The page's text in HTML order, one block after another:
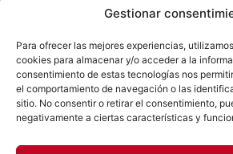
Gestionar
Para ofrecer las mejores experiencias,
cookies para almacenar y/o acceder a la
consentimiento de estas tecnologías nos
el comportamiento de navegación o las
sitio. No consentir o retirar el consentimiento,
negativamente a ciertas características y
Empresa de servicios
más de 15 años de